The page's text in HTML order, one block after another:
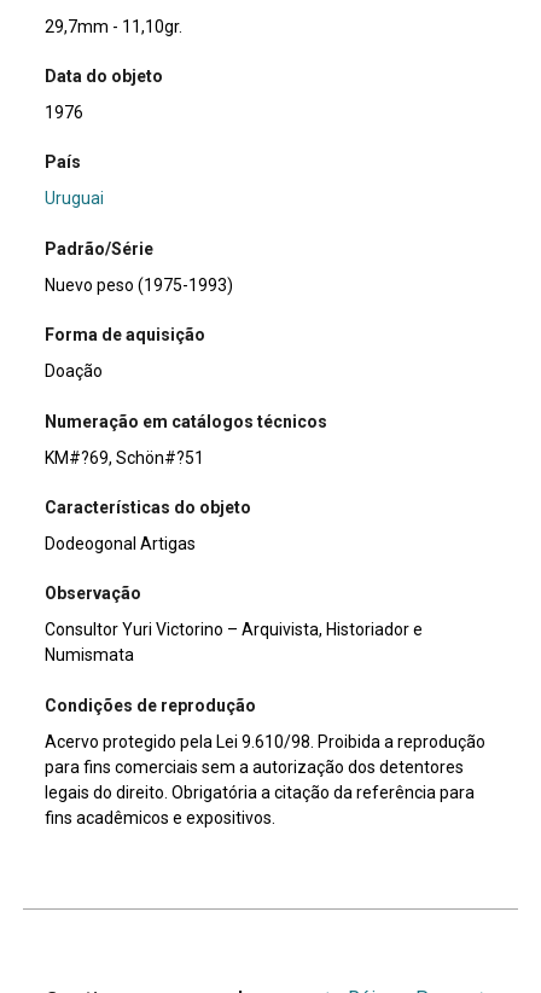
29,7mm - 11,10gr.
Data do objeto
1976
País
Uruguai
Padrão/Série
Nuevo peso (1975-1993)
Forma de aquisição
Doação
Numeração em catálogos técnicos
KM#?69, Schön#?51
Características do objeto
Dodeogonal Artigas
Observação
Consultor Yuri Victorino – Arquivista, Historiador e
Numismata
Condições de reprodução
Acervo protegido pela Lei 9.610/98. Proibida a reprodução
para fins comerciais sem a autorização dos detentores
legais do direito. Obrigatória a citação da referência para
fins acadêmicos e expositivos.